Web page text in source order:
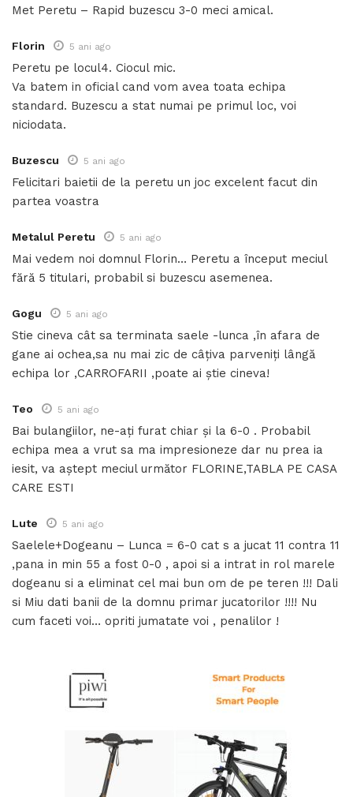
Met Peretu – Rapid buzescu 3-0 meci amical.
Florin 5 ani ago
Peretu pe locul4. Ciocul mic.
Va batem in oficial cand vom avea toata echipa
standard. Buzescu a stat numai pe primul loc, voi
niciodata.
Buzescu 5 ani ago
Felicitari baietii de la peretu un joc excelent facut din
partea voastra
Metalul Peretu 5 ani ago
Mai vedem noi domnul Florin… Peretu a început meciul
fără 5 titulari, probabil si buzescu asemenea.
Gogu 5 ani ago
Stie cineva cât sa terminata saele -lunca ,în afara de
gane ai ochea,sa nu mai zic de câțiva parveniți lângă
echipa lor ,CARROFARII ,poate ai știe cineva!
Teo 5 ani ago
Bai bulangiilor, ne-ați furat chiar și la 6-0 . Probabil
echipa mea a vrut sa ma impresioneze dar nu prea ia
iesit, va aștept meciul următor FLORINE,TABLA PE CASA
CARE ESTI
Lute 5 ani ago
Saelele+Dogeanu – Lunca = 6-0 cat s a jucat 11 contra 11
,pana in min 55 a fost 0-0 , apoi si a intrat in rol marele
dogeanu si a eliminat cel mai bun om de pe teren !!! Dali
si Miu dati banii de la domnu primar jucatorilor !!!! Nu
cum faceti voi… opriti jumatate voi , penalilor !